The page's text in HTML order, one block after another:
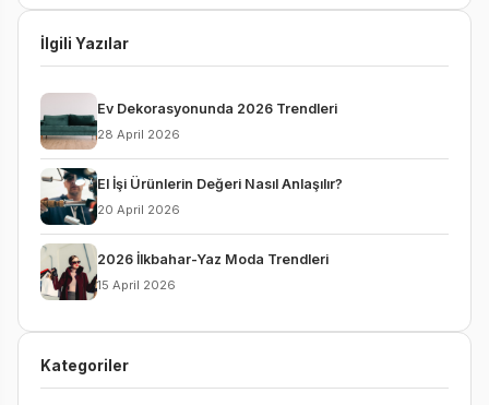
İlgili Yazılar
Ev Dekorasyonunda 2026 Trendleri
28 April 2026
El İşi Ürünlerin Değeri Nasıl Anlaşılır?
20 April 2026
2026 İlkbahar-Yaz Moda Trendleri
15 April 2026
Kategoriler